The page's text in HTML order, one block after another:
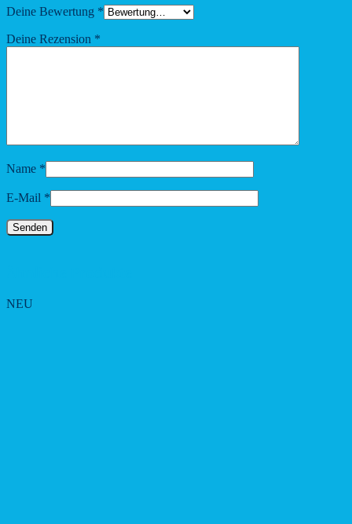
Deine Bewertung *
Deine Rezension *
Name *
E-Mail *
NEU